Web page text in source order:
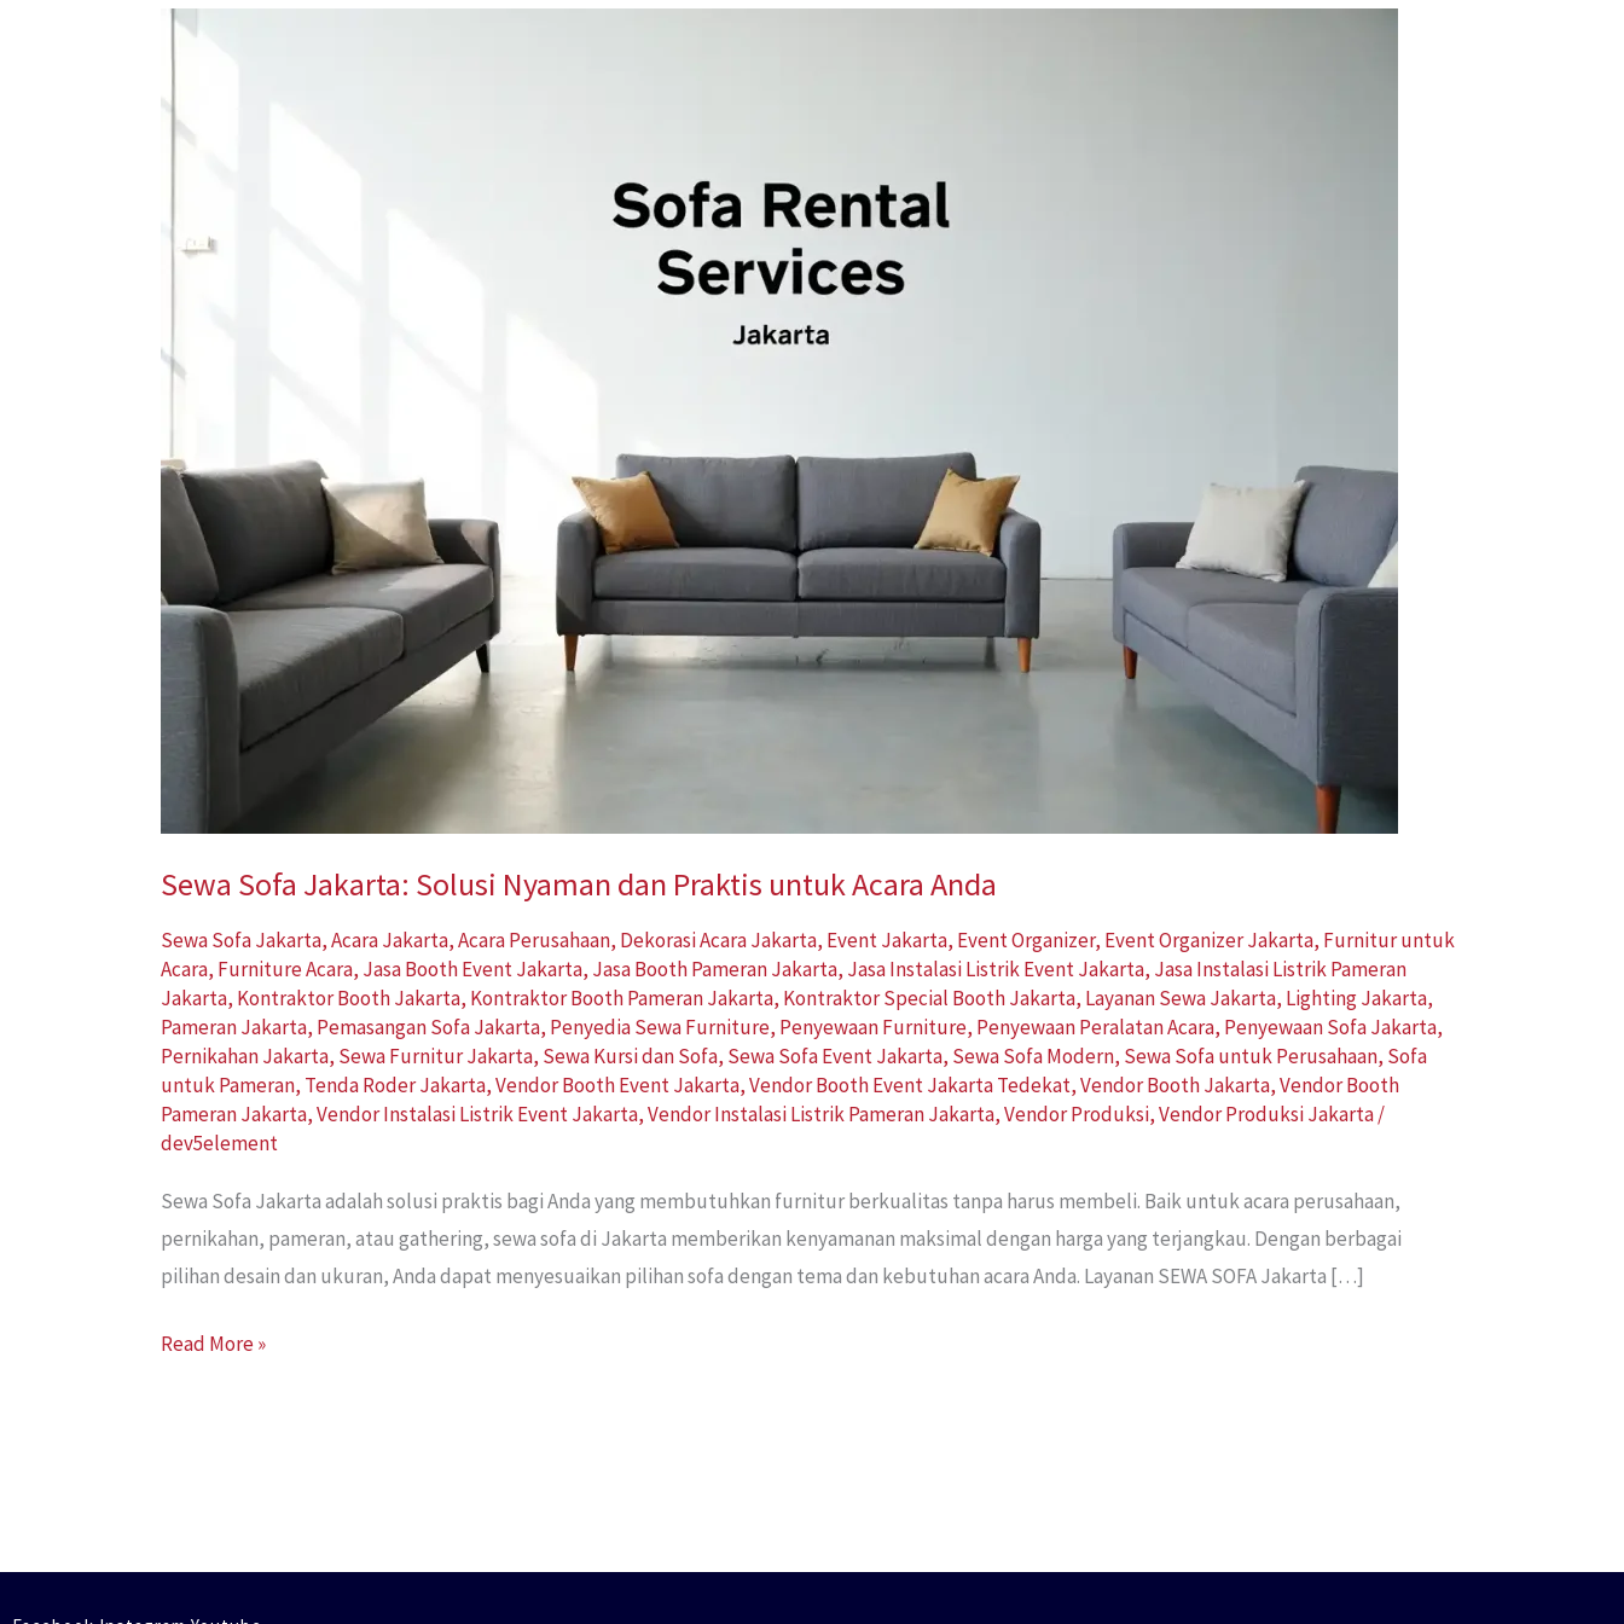
Sewa Sofa Jakarta: Solusi Nyaman dan Praktis untuk Acara Anda
Sewa Sofa Jakarta,Acara Jakarta,Acara Perusahaan, Dekorasi Acara Jakarta, Event Jakarta, Event Organizer, Event Organizer Jakarta, Furnitur untuk
Acara, Furniture Acara, Jasa Booth Event Jakarta, Jasa Booth Pameran Jakarta, Jasa Instalasi Listrik Event Jakarta, Jasa Instalasi Listrik Pameran
Jakarta, Kontraktor Booth Jakarta, Kontraktor Booth Pameran Jakarta, Kontraktor Special Booth Jakarta, Layanan Sewa Jakarta, Lighting Jakarta,
Pameran Jakarta, Pemasangan Sofa Jakarta, Penyedia Sewa Furniture, Penyewaan Furniture, Penyewaan Peralatan Acara, Penyewaan Sofa Jakarta,
Pernikahan Jakarta, Sewa Furnitur Jakarta, Sewa Kursi dan Sofa, Sewa Sofa Event Jakarta, Sewa Sofa Modern, Sewa Sofa untuk Perusahaan, Sofa
untuk Pameran, Tenda Roder Jakarta,Vendor Booth Event Jakarta,Vendor Booth Event Jakarta Tedekat,Vendor Booth Jakarta,Vendor Booth
Pameran Jakarta,Vendor Instalasi Listrik Event Jakarta,Vendor Instalasi Listrik Pameran Jakarta,Vendor Produksi,Vendor Produksi Jakarta/
dev5element
Sewa Sofa Jakarta adalah solusi praktis bagi Anda yang membutuhkan furnitur berkualitas tanpa harus membeli. Baik untuk acara perusahaan,
pernikahan, pameran, atau gathering, sewa sofa di Jakarta memberikan kenyamanan maksimal dengan harga yang terjangkau. Dengan berbagai
pilihan desain dan ukuran, Anda dapat menyesuaikan pilihan sofa dengan tema dan kebutuhan acara Anda. Layanan SEWA SOFA Jakarta […]
Sewa
Jakarta:
Solusi
Praktis
Anda
Read More »